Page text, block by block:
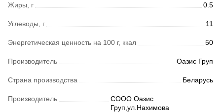
Жиры, г 0.5
Углеводы, г 11
Энергетическая ценность на 100 г, ккал 50
Производитель Оазис Груп
Страна производства Беларусь
Производитель
СООО Оазис
Груп,ул.Нахимова